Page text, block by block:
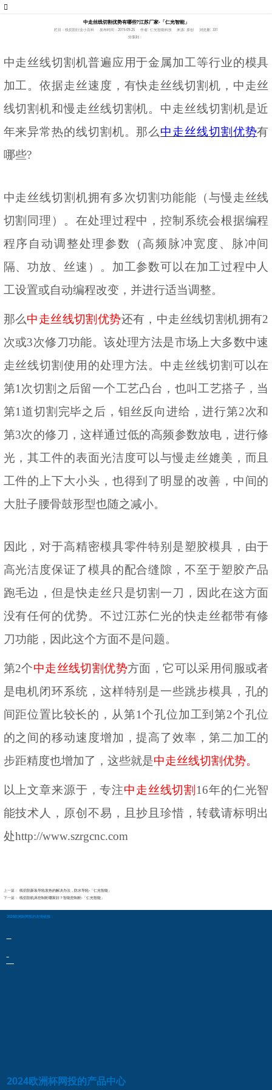
中走丝线切割优势有哪些?江苏厂家-「仁光智能」
栏目：线切割行业小百科 发布时间：2019-09-25 作者: 仁光智能科技 来源: 原创
浏览量: 331
分享到：
中走丝线切割机普遍应用于金属加工等行业的模具
加工。依据走丝速度，有快走丝线切割机，中走丝
线切割机和慢走丝线切割机。中走丝线切割机是近
年来异常热的线切割机。那么中走丝线切割优势有
哪些?
中走丝线切割机拥有多次切割功能能（与慢走丝线
切割同理）。在处理过程中，控制系统会根据编程
程序自动调整处理参数（高频脉冲宽度、脉冲间
隔、功放、丝速）。加工参数可以在加工过程中人
工设置或自动编程改变，并进行适当调整。
那么中走丝线切割优势还有，中走丝线切割机拥有2
次或3次修刀功能。该处理方法是市场上大多数中速
走丝线切割使用的处理方法。中走丝线切割可以在
第1次切割之后留一个工艺凸台，也叫工艺搭子，当
第1道切割完毕之后，钼丝反向进给，进行第2次和
第3次的修刀，这样通过低的高频参数放电，进行修
光，其工件的表面光洁度可以与慢走丝媲美，而且
工件的上下大小头，也得到了明显的改善，中间的
大肚子腰骨鼓形型也随之减小。
因此，对于高精密模具零件特别是塑胶模具，由于
高光洁度保证了模具的配合缝隙，不至于塑胶产品
跑毛边，但是快走丝只是切割一刀，因此在这方面
没有任何的优势。不过江苏仁光的快走丝都带有修
刀功能，因此这个方面不是问题。
第2个中走丝线切割优势方面，它可以采用伺服或者
是电机闭环系统，这样特别是一些跳步模具，孔的
间距位置比较长的，从第1个孔位加工到第2个孔位
的之间的移动速度增加，提高了效率，第二加工的
步距精度也增加了，这些就是中走丝线切割优势。
以上文章来源于，专注中走丝线切割 16年的仁光智
能技术人，原创不易，且抄且珍惜，转载请标明出
处http://www.szrgcnc.com
上一篇： 线切割新装导轮发热的解决办法，防水导轮-「仁光智能」
下一篇： 线切割机床控制柜哪家好？智能控制柜-「仁光智能」
2024欧洲杯网投的友情链接：
2024欧洲杯网投的产品中心